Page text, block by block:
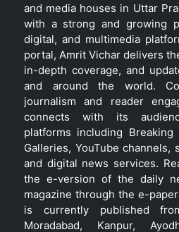
and media houses in Uttar
with a strong and growing
digital, and multimedia
portal, Amrit Vichar delivers
in-depth coverage, and
and around the world.
journalism and reader
connects with its
platforms including
Galleries, YouTube channels,
and digital news services.
the e-version of the daily
magazine through the e-
is currently published
Moradabad, Kanpur,